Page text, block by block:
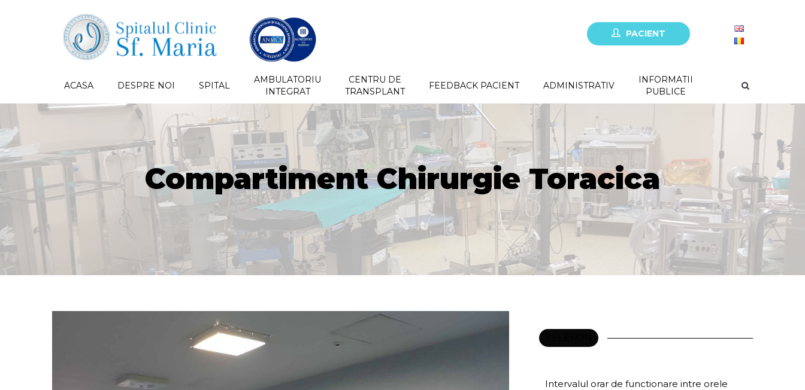
PACIENT
ACASA DESPRE NOI SPITAL
AMBULATORIU
INTEGRAT
CENTRU DE
TRANSPLANT
FEEDBACK PACIENT ADMINISTRATIV
INFORMATII
PUBLICE
Compartiment Chirurgie Toracica
Intervalul orar de functionare intre orele